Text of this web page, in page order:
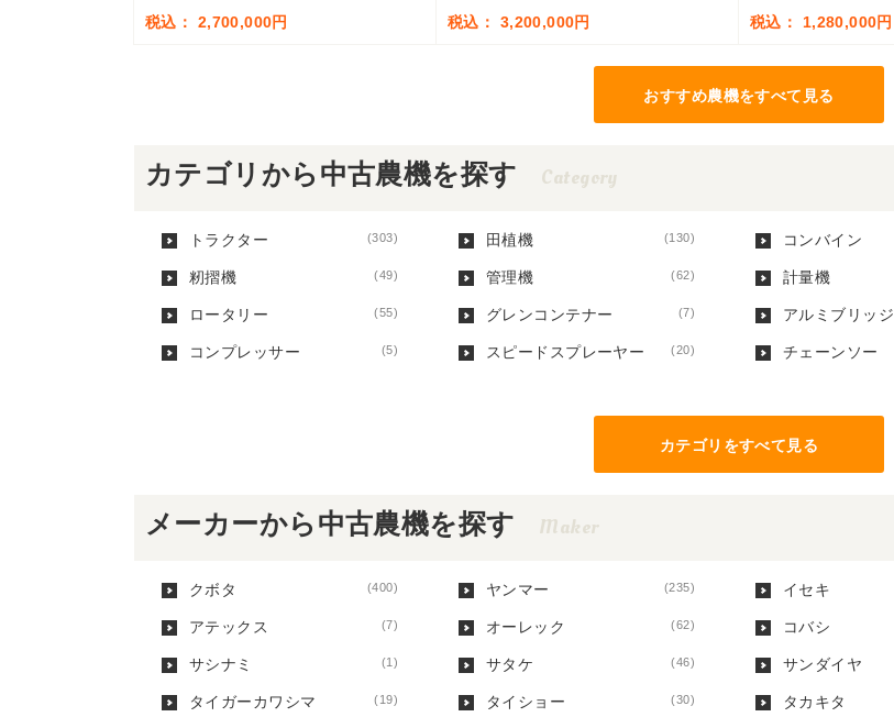
税込： 2,700,000円
税込： 3,200,000円
税込： 1,280,000円
おすすめ農機をすべて見る
カテゴリから中古農機を探す Category
トラクター (303) 田植機 (130) コンバイン
籾摺機 (49) 管理機 (62) 計量機
ロータリー (55) グレンコンテナー (7) アルミブリッジ
コンプレッサー (5) スピードスプレーヤー (20) チェーンソー
カテゴリをすべて⾒る
メーカーから中古農機を探す Maker
クボタ (400) ヤンマー (235) イセキ
アテックス (7) オーレック (62) コバシ
サシナミ (1) サタケ (46) サンダイヤ
タイガーカワシマ (19) タイショー (30) タカキタ